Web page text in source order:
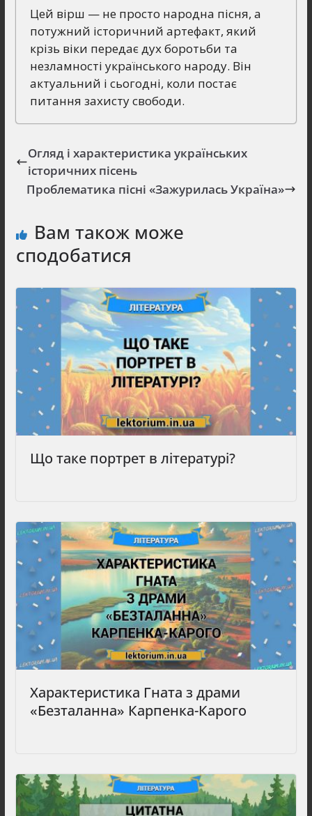
Цей вірш — не просто народна пісня, а
потужний історичний артефакт, який
крізь віки передає дух боротьби та
незламності українського народу. Він
актуальний і сьогодні, коли постає
питання захисту свободи.
Огляд і характеристика українських
історичних пісень
Проблематика пісні «Зажурилась Україна»
Вам також може
сподобатися
Що таке портрет в літературі?
Характеристика Гната з драми
«Безталанна» Карпенка-Карого